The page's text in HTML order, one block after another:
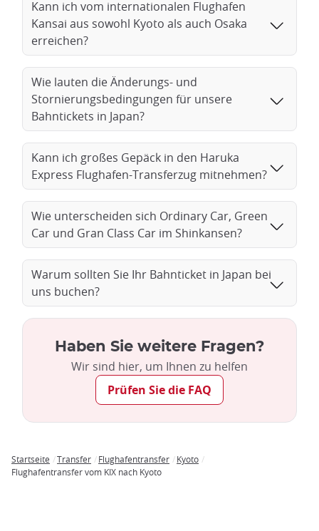
Ihre Reise vom Kansai International
Flughafen nach Kyoto
Der Haruka Limited Expresszug der Kansai Airport Line
die schnellste Verbindung von Kyoto zum Flughafen und
zurück. Die Verbindung ist nicht nur für Touristen, sondern
auch für die Einwohner von Kansai von großer Bedeutung.
VomTerminal 1 des Kansai International Airportfährt der
Flughafentransfer-Zug nach
Kyoto
und hält an mehreren
Bahnhöfen in der Präfektur Osaka und im Großraum Osaka.
Dazu gehören derBahnhof Shin-Osaka, derBahnhof Osaka
und derBahnhof Tennoji. Die Umgebung des Bahnhofs
Tennoji ist geprägt von Denkmälern aus einer Zeit, die weit in
die japanische Geschichte zurückreicht. Die Bahnhöfe Osaka
und Shin-Osaka, die am anderen Ende derOsaka-Linieliegen
und nur eine Haltestelle voneinander entfernt sind, befinden
sich in einem aufregenden Geschäftsviertel, umgeben von
Wolkenkratzern und Einkaufszentren.
Je nach Haltestelle dauert die Fahrt ins Zentrum von Osaka
ca. 1 Stunde und 15 Minuten. Der Haruka Limited
Express hält an mehreren Bahnhöfen und bietet Anschlüsse
zu anderen Zielen in Kansai wieHimejiund
Linien fahren vom Bahnhof Kyoto zu anderen interessanten
Orten in der Präfektur Kyoto wieArashiyama
Kann ich vom internationalen Flughafen
Kansai aus sowohl Kyoto als auch Osaka
erreichen?
Wie lauten die Änderungs- und
Stornierungsbedingungen für unsere
Bahntickets in Japan?
Kann ich großes Gepäck in den Haruka
Express Flughafen-Transferzug mitnehmen?
Wie unterscheiden sich Ordinary Car, Green
Car und Gran Class Car im Shinkansen?
Warum sollten Sie Ihr Bahnticket in Japan bei
uns buchen?
Haben Sie weitere Fragen?
Wir sind hier, um Ihnen zu helfen
Prüfen Sie die FAQ
Breadcrumb
Startseite Transfer Flughafentransfer
Kyoto
Flughafentransfer vom KIX nach Kyoto